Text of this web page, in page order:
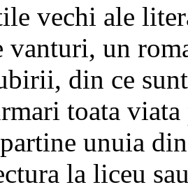
vechi ale
vanturi, un
din ce
toata
unuia
la liceu